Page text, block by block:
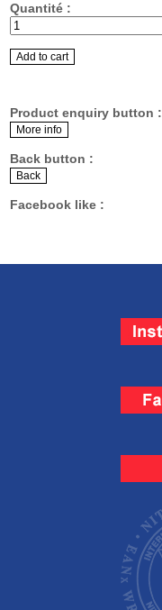
Quantité :
Product enquiry button :
Back button :
Facebook like :